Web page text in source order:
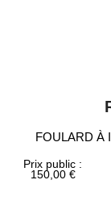
FOULARD À
Prix public :
150,00 €